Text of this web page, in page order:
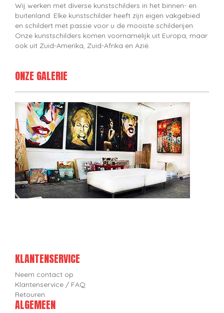
Wij werken met diverse kunstschilders in het binnen- en
buitenland. Elke kunstschilder heeft zijn eigen vakgebied
en schildert met passie voor u de mooiste schilderijen.
Onze kunstschilders komen voornamelijk uit Europa, maar
ook uit Zuid-Amerika, Zuid-Afrika en Azië.
ONZE GALERIE
KLANTENSERVICE
Neem contact op
Klantenservice / FAQ
Retouren
ALGEMEEN